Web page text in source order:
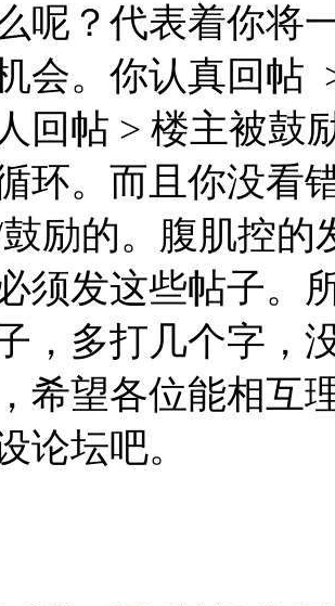
呢？代表着你将
会。 你认真回帖
回帖 > 楼主被鼓
环。而且你没看
励的。腹肌控的
须发这些帖子。
，多打几个字，
希望各位能相互
论坛吧。